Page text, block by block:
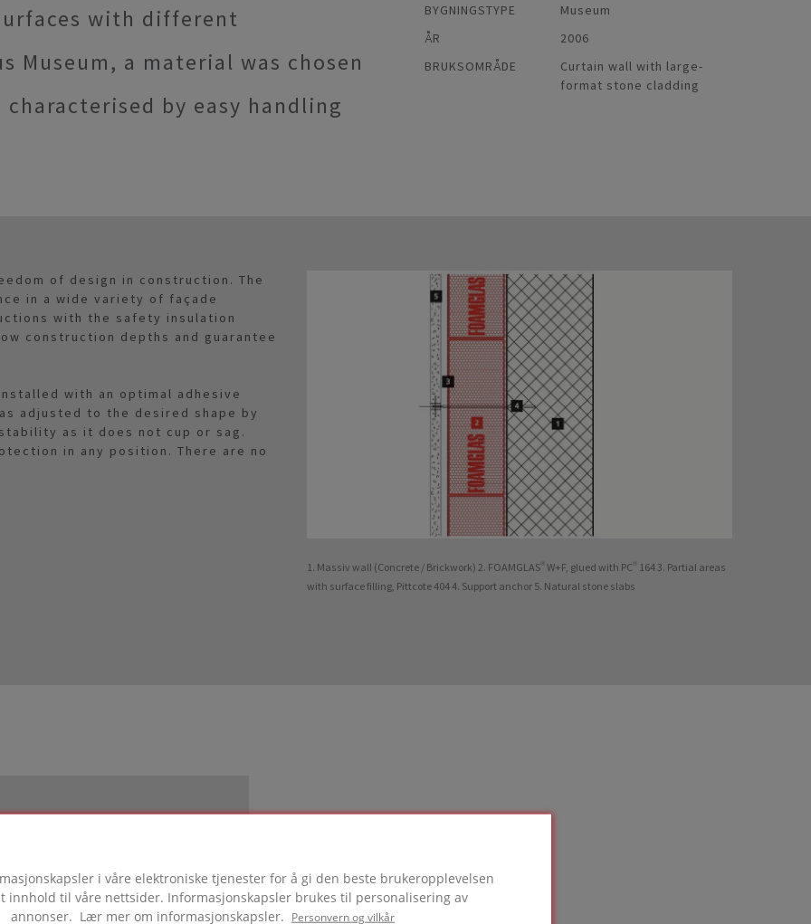
i våre elektroniske tjenester for å gi den beste brukeropplevelsen
innhold til våre nettsider. Informasjonskapsler brukes til personalisering av
annonser. Lær mer om informasjonskapsler.
Personvern og vilkår
with different
Museum, a material was chosen
by easy handling
BYGNINGSTYPE
Museum
ÅR
2006
BRUKSOMRÅDE
Curtain wall with large-
format stone cladding
of design in construction. The
in a wide variety of façade
with the safety insulation
construction depths and guarantee
with an optimal adhesive
adjusted to the desired shape by
as it does not cup or sag.
in any position. There are no
1. Massiv wall (Concrete / Brickwork) 2. FOAMGLAS® W+F, glued with PC® 164 3. Partial areas
with surface filling, Pittcote 404 4. Support anchor 5. Natural stone slabs